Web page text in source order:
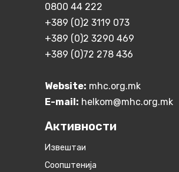
0800 44 222
+389 (0)2 3119 073
+389 (0)2 3290 469
+389 (0)72 278 436
Website: mhc.org.mk
E-mail: helkom@mhc.org.mk
Активности
Извештаи
Соопштенија